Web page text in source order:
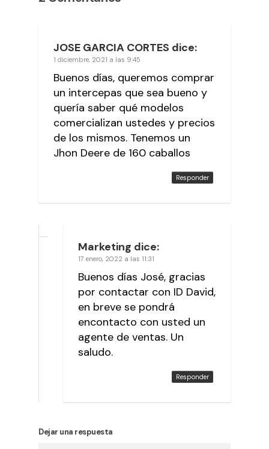
JOSE GARCIA CORTES dice:
1 diciembre, 2021 a las 9:45
Buenos días, queremos comprar
un intercepas que sea bueno y
quería saber qué modelos
comercializan ustedes y precios
de los mismos. Tenemos un
Jhon Deere de 160 caballos
Responder
Marketing dice:
17 enero, 2022 a las 11:31
Buenos días José, gracias
por contactar con ID David,
en breve se pondrá
encontacto con usted un
agente de ventas. Un
saludo.
Responder
Dejar una respuesta